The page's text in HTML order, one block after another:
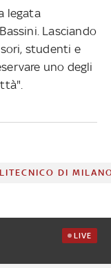
legata
Lasciando
studenti e
uno degli
DI
LIVE